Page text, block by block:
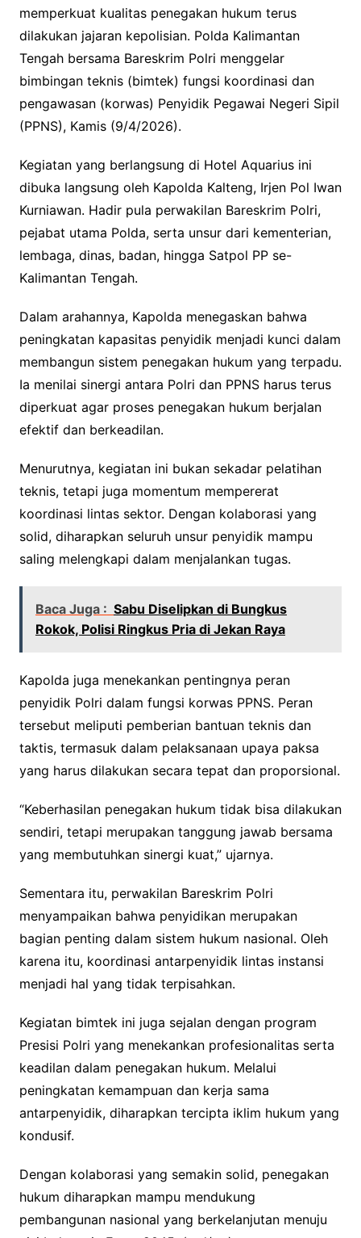
memperkuat kualitas penegakan hukum terus
dilakukan jajaran kepolisian. Polda Kalimantan
Tengah bersama Bareskrim Polri menggelar
bimbingan teknis (bimtek) fungsi koordinasi dan
pengawasan (korwas) Penyidik Pegawai Negeri Sipil
(PPNS), Kamis (9/4/2026).
Kegiatan yang berlangsung di Hotel Aquarius ini
dibuka langsung oleh Kapolda Kalteng, Irjen Pol Iwan
Kurniawan. Hadir pula perwakilan Bareskrim Polri,
pejabat utama Polda, serta unsur dari kementerian,
lembaga, dinas, badan, hingga Satpol PP se-
Kalimantan Tengah.
Dalam arahannya, Kapolda menegaskan bahwa
peningkatan kapasitas penyidik menjadi kunci dalam
membangun sistem penegakan hukum yang terpadu.
Ia menilai sinergi antara Polri dan PPNS harus terus
diperkuat agar proses penegakan hukum berjalan
efektif dan berkeadilan.
Menurutnya, kegiatan ini bukan sekadar pelatihan
teknis, tetapi juga momentum mempererat
koordinasi lintas sektor. Dengan kolaborasi yang
solid, diharapkan seluruh unsur penyidik mampu
saling melengkapi dalam menjalankan tugas.
Baca Juga : Sabu Diselipkan di Bungkus
Rokok, Polisi Ringkus Pria di Jekan Raya
Kapolda juga menekankan pentingnya peran
penyidik Polri dalam fungsi korwas PPNS. Peran
tersebut meliputi pemberian bantuan teknis dan
taktis, termasuk dalam pelaksanaan upaya paksa
yang harus dilakukan secara tepat dan proporsional.
“Keberhasilan penegakan hukum tidak bisa dilakukan
sendiri, tetapi merupakan tanggung jawab bersama
yang membutuhkan sinergi kuat,” ujarnya.
Sementara itu, perwakilan Bareskrim Polri
menyampaikan bahwa penyidikan merupakan
bagian penting dalam sistem hukum nasional. Oleh
karena itu, koordinasi antarpenyidik lintas instansi
menjadi hal yang tidak terpisahkan.
Kegiatan bimtek ini juga sejalan dengan program
Presisi Polri yang menekankan profesionalitas serta
keadilan dalam penegakan hukum. Melalui
peningkatan kemampuan dan kerja sama
antarpenyidik, diharapkan tercipta iklim hukum yang
kondusif.
Dengan kolaborasi yang semakin solid, penegakan
hukum diharapkan mampu mendukung
pembangunan nasional yang berkelanjutan menuju